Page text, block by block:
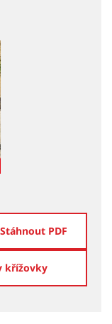
Stáhnout PDF
křížovky